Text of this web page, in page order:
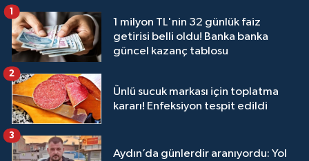
1 milyon TL'nin 32 günlük faiz
getirisi belli oldu! Banka banka
güncel kazanç tablosu
1
Ünlü sucuk markası için toplatma
kararı! Enfeksiyon tespit edildi
2
Aydın’da günlerdir aranıyordu: Yol
3